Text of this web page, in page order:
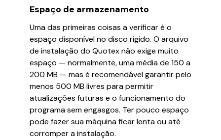
Espaço de armazenamento
Uma das primeiras coisas a verificar é o
espaço disponível no disco rígido. O arquivo
de instalação do Quotex não exige muito
espaço — normalmente, uma média de 150 a
200 MB — mas é recomendável garantir pelo
menos 500 MB livres para permitir
atualizações futuras e o funcionamento do
programa sem engasgos. Ter pouco espaço
pode fazer sua máquina ficar lenta ou até
corromper a instalação.